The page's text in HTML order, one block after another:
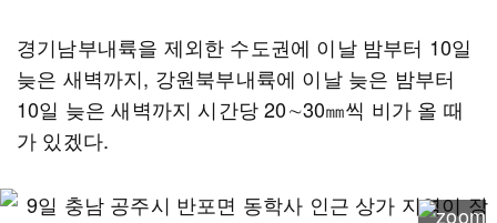
경기남부내륙을 제외한 수도권에 이날 밤부터 10일
늦은 새벽까지, 강원북부내륙에 이날 늦은 밤부터
10일 늦은 새벽까지 시간당 20∼30㎜씩 비가 올 때
가 있겠다.